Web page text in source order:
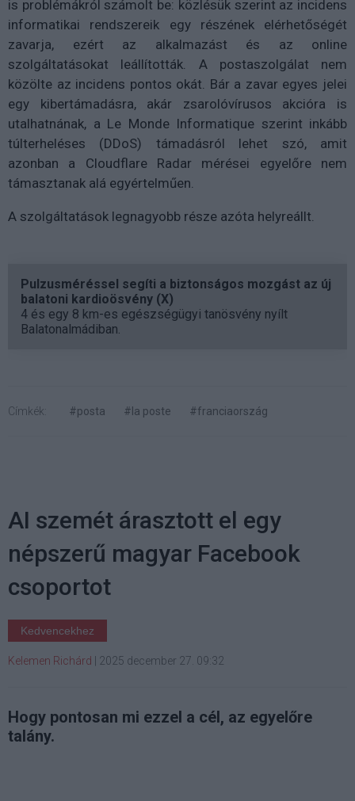
is problémákról számolt be: közlésük szerint az incidens
informatikai rendszereik egy részének elérhetőségét
zavarja, ezért az alkalmazást és az online
szolgáltatásokat leállították. A postaszolgálat nem
közölte az incidens pontos okát. Bár a zavar egyes jelei
egy kibertámadásra, akár zsarolóvírusos akcióra is
utalhatnának, a Le Monde Informatique szerint inkább
túlterheléses (DDoS) támadásról lehet szó, amit
azonban a Cloudflare Radar mérései egyelőre nem
támasztanak alá egyértelműen.
A szolgáltatások legnagyobb része azóta helyreállt.
Pulzusméréssel segíti a biztonságos mozgást az új
balatoni kardioösvény (X)
4 és egy 8 km-es egészségügyi tanösvény nyílt
Balatonalmádiban.
Címkék: #posta #la poste #franciaország
AI szemét árasztott el egy
népszerű magyar Facebook
csoportot
Kedvencekhez
Kelemen Richárd 2025 december 27. 09:32
Hogy pontosan mi ezzel a cél, az egyelőre
talány.